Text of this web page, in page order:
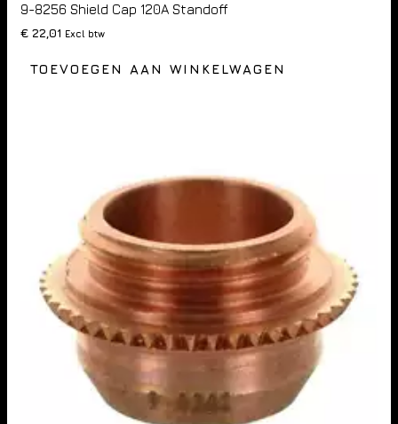
9-8256 Shield Cap 120A Standoff
€ 22,01 Excl btw
TOEVOEGEN AAN WINKELWAGEN